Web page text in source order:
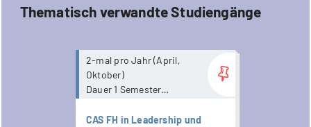
Thematisch verwandte Studiengänge
2-mal pro Jahr (April,
Oktober)
Dauer 1 Semester
CAS FH in Leadership und
more...